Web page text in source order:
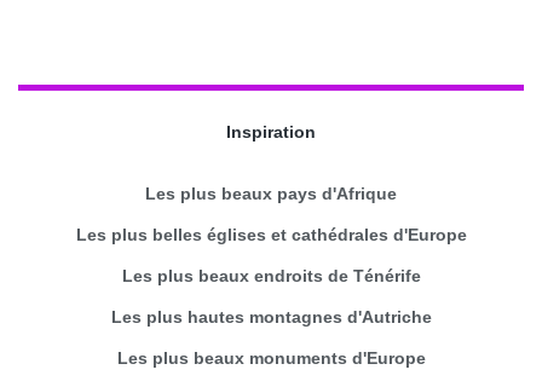
Inspiration
Les plus beaux pays d'Afrique
Les plus belles églises et cathédrales d'Europe
Les plus beaux endroits de Ténérife
Les plus hautes montagnes d'Autriche
Les plus beaux monuments d'Europe